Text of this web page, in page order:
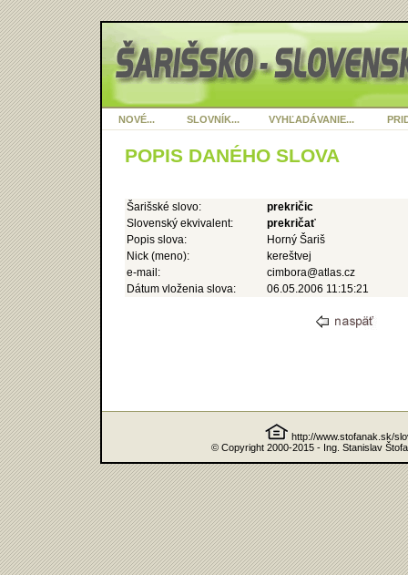
NOVÉ... SLOVNÍK... VYHĽADÁVANIE...
POPIS DANÉHO SLOVA
Šarišské slovo:
prekričic
Slovenský ekvivalent:
prekričať
Popis slova:
Horný Šariš
Nick (meno):
kereštvej
e-mail:
cimbora@atlas.cz
Dátum vloženia slova:
06.05.2006 11:15:21
http://www.stofanak.sk/
© Copyright 2000-2015 - Ing. Stanislav